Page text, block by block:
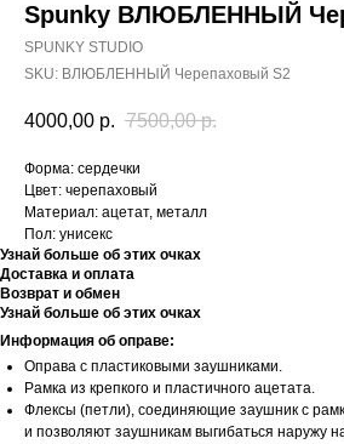
Spunky ВЛЮБЛЕННЫЙ
SPUNKY STUDIO
SKU: ВЛЮБЛЕННЫЙ Черепаховый S2
4000,00 р. 7500,00 р.
Форма: сердечки
Цвет: черепаховый
Материал: ацетат, металл
Пол: унисекс
Узнай больше об этих очках
Доставка и оплата
Возврат и обмен
Узнай больше об этих очках
Информация об оправе:
Оправа с пластиковыми заушниками.
Рамка из крепкого и пластичного ацетата.
Флексы (петли), соединяющие заушник с
и позволяют заушникам выгибаться наружу